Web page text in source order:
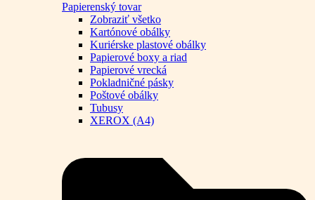
Papierenský tovar
Zobraziť všetko
Kartónové obálky
Kuriérske plastové obálky
Papierové boxy a riad
Papierové vrecká
Pokladničné pásky
Poštové obálky
Tubusy
XEROX (A4)